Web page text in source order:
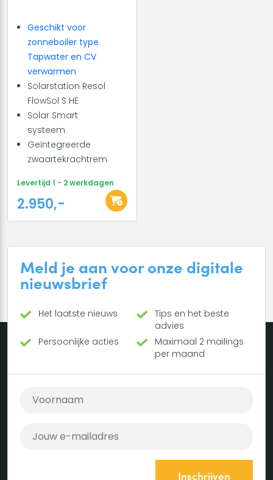
Geschikt voor
zonneboiler type
Tapwater en CV
verwarmen
Solarstation Resol
FlowSol S HE
Solar Smart
systeem
Geïntegreerde
zwaartekrachtrem
Levertijd 1 - 2 werkdagen
2.950,-
Meld je aan voor onze digitale
nieuwsbrief
Het laatste nieuws
Tips en het beste
advies
Persoonlijke acties
Maximaal 2 mailings
per maand